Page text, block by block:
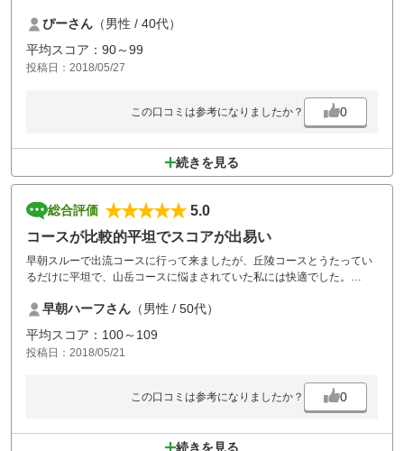
い。安いけど二度と行かないと思う。
ぴーさん （男性 / 40代）
平均スコア：90～99
投稿日：2018/05/27
この口コミは参考になりましたか？ 0
続きを見る
総合評価
5.0
コースが比較的平坦でスコアが出易い
早朝スルーで出流コースに行って来ましたが、丘陵コースとうたってい
るだけに平坦で、山岳コースに悩まされていた私には快適でした。
早朝ハーフさん （男性 / 50代）
平均スコア：100～109
投稿日：2018/05/21
この口コミは参考になりましたか？ 0
続きを見る